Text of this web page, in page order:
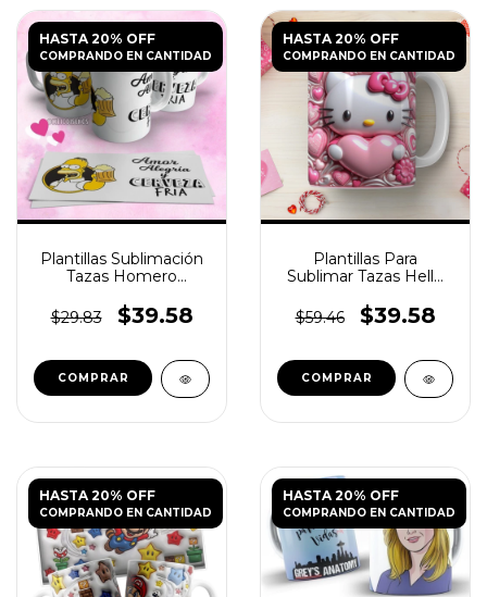
HASTA 20% OFF
COMPRANDO EN CANTIDAD
Plantillas Sublimación
Tazas Homero
$29.83
$39.58
HASTA 20% OFF
COMPRANDO EN CANTIDAD
Plantillas Para
Sublimar Tazas Hello
$59.46
$39.58
HASTA 20% OFF
COMPRANDO EN CANTIDAD
HASTA 20% OFF
COMPRANDO EN CANTIDAD